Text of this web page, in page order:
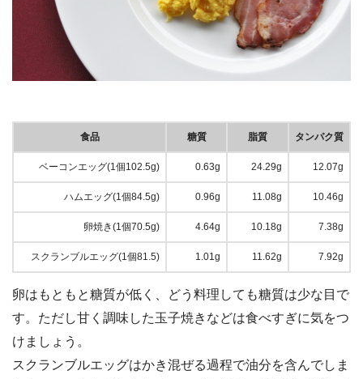
食品 糖質 脂質 タンパク質
ベーコンエッグ(1個102.5g) 0.63g 24.29g 12.07g
ハムエッグ(1個84.5g) 0.96g 11.08g 10.46g
卵焼き(1個70.5g) 4.64g 10.18g 7.38g
スクランブルエッグ(1個81.5) 1.01g 11.62g 7.92g
卵はもともと糖質が低く、どう料理しても糖質は少な目で
す。ただし甘く調味した玉子焼きなどは食べすぎに気をつ
けましょう。
スクランブルエッグはかき混ぜる過程で油分を含んでしま